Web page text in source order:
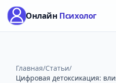
Онлайн Психолог
Главная/Статьи/
Цифровая детоксикация: